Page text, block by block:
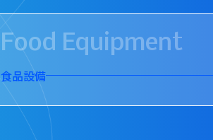
Food Equipment
食品設備